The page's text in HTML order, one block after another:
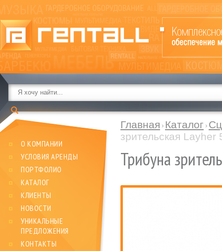
О КОМПАНИИ
УСЛОВИЯ АРЕНДЫ
ПОРТФОЛИО
КАТАЛОГ
КЛИЕНТЫ
НОВОСТИ
УНИКАЛЬНЫЕ
ПРЕДЛОЖЕНИЯ
КОНТАКТЫ
Главная Каталог
зрительская Layher
Трибуна